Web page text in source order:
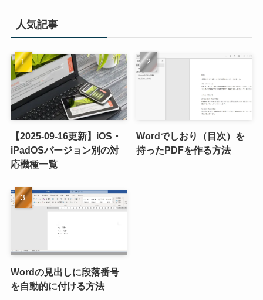
人気記事
【2025-09-16更新】iOS・
iPadOSバージョン別の対
応機種一覧
Wordでしおり（目次）を
持ったPDFを作る方法
Wordの見出しに段落番号
を自動的に付ける方法